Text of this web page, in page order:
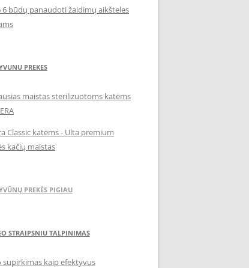
6 būdų panaudoti žaidimų aikšteles
PREKES
maistas sterilizuotoms katėms
Classic katėms - Ulta premium
kačių maistas
PREKĖS PIGIAU
STRAIPSNIU TALPINIMAS
supirkimas kaip efektyvus